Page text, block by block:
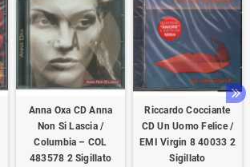
Anna Oxa CD Anna
Non Si Lascia /
Columbia – COL
483578 2 Sigillato
Riccardo Cocciante
CD Un Uomo Felice /
EMI Virgin 8 40033 2
Sigillato